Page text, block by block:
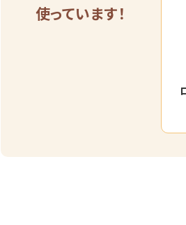
使っています！